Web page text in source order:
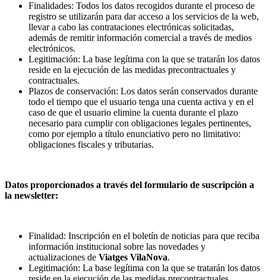
Finalidades: Todos los datos recogidos durante el proceso de
registro se utilizarán para dar acceso a los servicios de la web,
llevar a cabo las contrataciones electrónicas solicitadas,
además de remitir información comercial a través de medios
electrónicos.
Legitimación: La base legítima con la que se tratarán los datos
reside en la ejecución de las medidas precontractuales y
contractuales.
Plazos de conservación: Los datos serán conservados durante
todo el tiempo que el usuario tenga una cuenta activa y en el
caso de que el usuario elimine la cuenta durante el plazo
necesario para cumplir con obligaciones legales pertinentes,
como por ejemplo a título enunciativo pero no limitativo:
obligaciones fiscales y tributarias.
Datos proporcionados a través del formulario de suscripción a
la newsletter:
Finalidad: Inscripción en el boletín de noticias para que reciba
información institucional sobre las novedades y
actualizaciones de Viatges VilaNova.
Legitimación: La base legítima con la que se tratarán los datos